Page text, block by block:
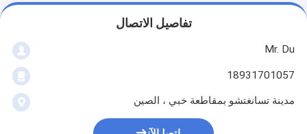
تفاصيل الاتصال
Mr. Du
18931701057
مدينة تسانغتشو بمقاطعة خبي ، الصين